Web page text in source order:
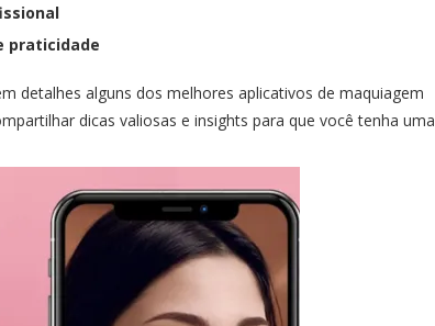
praticidade
detalhes alguns dos melhores aplicativos de maquiagem
dicas valiosas e insights para que você tenha uma